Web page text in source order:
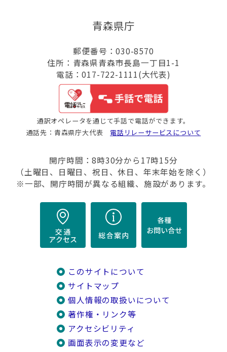
青森県庁
郵便番号：030-8570
住所：青森県青森市長島一丁目1-1
電話：017-722-1111(大代表)
通訳オペレータを通じて手話で電話ができます。
通話先：青森県庁大代表 電話リレーサービスについて
開庁時間：8時30分から17時15分
（土曜日、日曜日、祝日、休日、年末年始を除く）
※一部、開庁時間が異なる組織、施設があります。
このサイトについて
サイトマップ
個人情報の取扱いについて
著作権・リンク等
アクセシビリティ
画面表示の変更など